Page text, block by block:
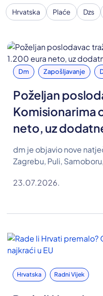
Hrvatska Plaće Dzs
Dm Zapošljavanje
Poželjan
Komisionarima
neto, uz
dm je objavio nove
Zagrebu, Puli,
farmaceutskog
23.07.2026.
Hrvatska Radni Vijek